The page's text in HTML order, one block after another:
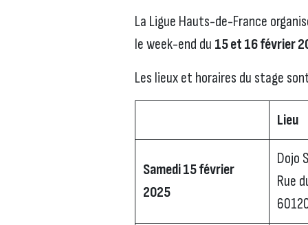
La Ligue Hauts-de-France
le week-end du 15 et 16 février
Les lieux et horaires du stage
Lieu
Samedi 15 février
2025
Dojo
Rue